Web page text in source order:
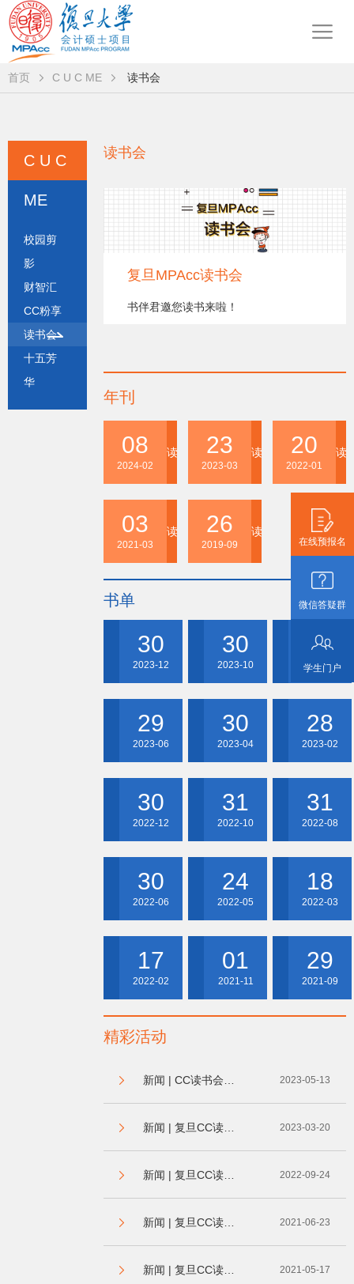
在线预报名
微信答疑群
学生门户
首页 C U C ME 读书会
读书会
复旦MPAcc读书会
书伴君邀您读书来啦！
年刊
08
2024-02
读书会年刊-2023
23
2023-03
读书会年刊-2022
20
2022-01
读
03
2021-03
读书会年刊-2020
26
2019-09
读书会年刊-2019
书单
30
2023-12
2023年11月-12月 30
2023-10
2023年9月-10月 31
2023-08
2023年7月-8月
29
2023-06
2023年5月-6月 30
2023-04
2023年3月-4月 28
2023-02
2023年1月-2月
30
2022-12
2022年11月-12月 31
2022-10
2022年9月-10月 31
2022-08
2022年7月-8月
30
2022-06
2022年5月-6月 24
2022-05
2022年3月-4月 18
2022-03
2022年1月-2月
17
2022-02
2021年11月-12月 01
2021-11
2021年9月-10月 29
2021-09
2021年8月-9月
精彩活动
2023-05-13
2023-03-20
2022-09-24
2021-06-23
2021-05-17
C U C
ME
校园剪
影
财智汇
CC粉享
读书会
十五芳
华